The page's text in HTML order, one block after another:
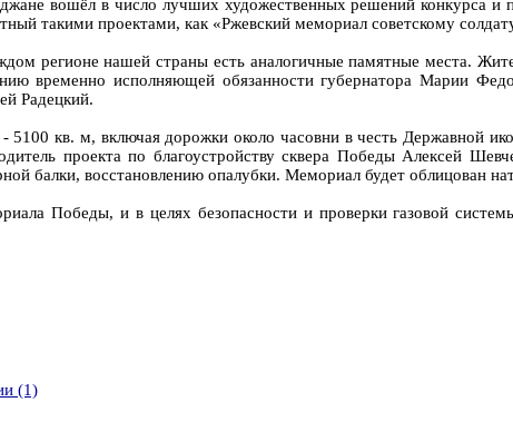
вошёл в число лучших художественных решений конкурса
такими проектами, как «Ржевский мемориал советскому
регионе нашей страны есть аналогичные памятные места.
временно исполняющей обязанности губернатора Марии
Радецкий.
кв. м, включая дорожки около часовни в честь Державной
проекта по благоустройству сквера Победы Алексей
балки, восстановлению опалубки. Мемориал будет облицован
Победы, и в целях безопасности и проверки газовой
(1)